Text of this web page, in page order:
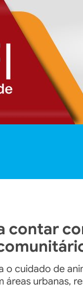
contar
o cuidado de
urbanas,